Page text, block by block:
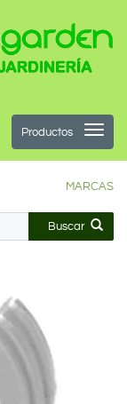
Productos
MARCAS
Buscar